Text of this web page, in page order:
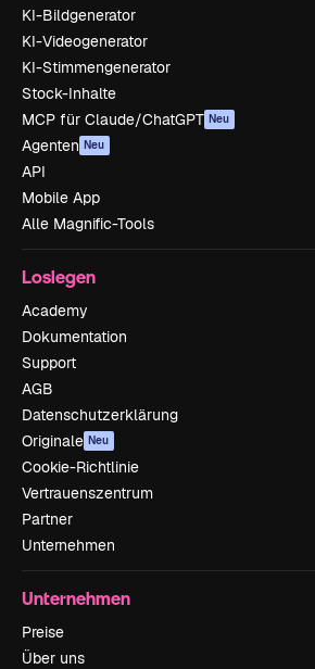
KI-Bildgenerator
KI-Videogenerator
KI-Stimmengenerator
Stock-Inhalte
MCP für Claude/ChatGPT Neu
Agenten Neu
API
Mobile App
Alle Magnific-Tools
Loslegen
Academy
Dokumentation
Support
AGB
Datenschutzerklärung
Originale Neu
Cookie-Richtlinie
Vertrauenszentrum
Partner
Unternehmen
Unternehmen
Preise
Über uns